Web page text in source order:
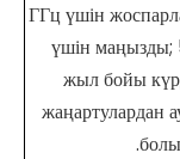
6 ГГц үшін
үшін
жыл бойы
жаңартулардан